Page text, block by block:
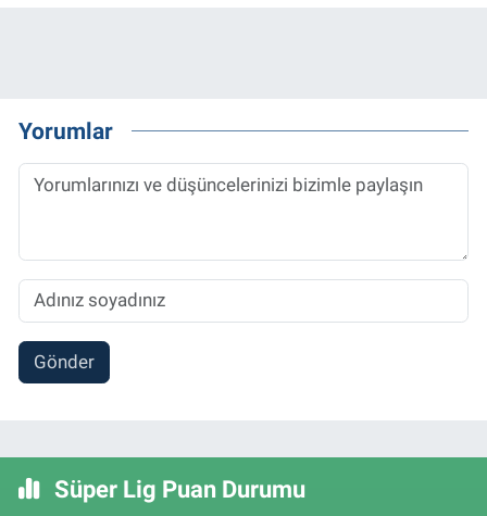
Yorumlar
Gönder
Süper Lig Puan Durumu